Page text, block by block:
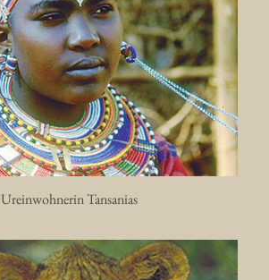
Ureinwohnerin Tansanias